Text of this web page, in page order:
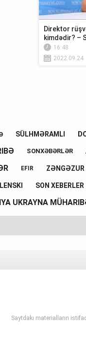
Direktor
kimdədir? –
16:48
2022.09.24
SÜLHMƏRAMLI
SONXƏBƏRLƏR
EFIR ZƏNGƏZUR
SON XEBERLER
UKRAYNA
Saytdakı materialların